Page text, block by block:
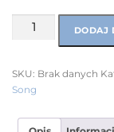
DODAJ
SKU: Brak danych
Song